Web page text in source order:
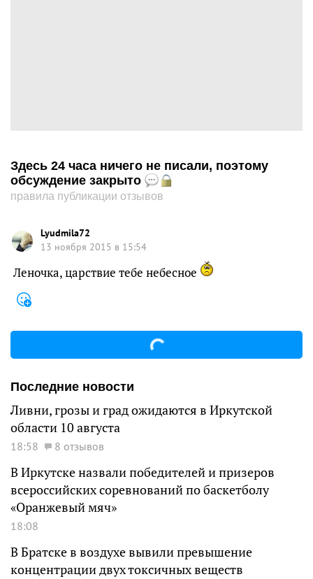
Здесь 24 часа ничего не писали, поэтому
обсуждение закрыто
правила публикации отзывов
Lyudmila72
13 ноября 2015 в 15:54
Леночка, царствие тебе небесное
Последние новости
Ливни, грозы и град ожидаются в Иркутской
области 10 августа
18:58 8 отзывов
В Иркутске назвали победителей и призеров
всероссийских соревнований по баскетболу
«Оранжевый мяч»
18:08
В Братске в воздухе вывили превышение
концентрации двух токсичных веществ